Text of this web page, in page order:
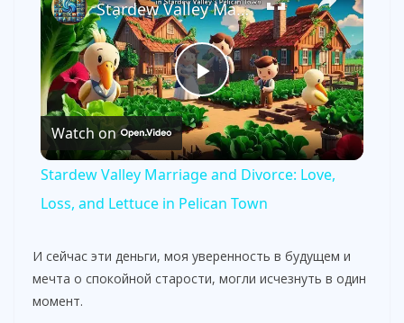
P
l
a
y
Stardew Valley Marriage and Divorce: Love, Loss, and Lettuce in Pelican Town
Watch on
Stardew Valley Marriage and Divorce: Love,
Loss, and Lettuce in Pelican Town
И сейчас эти деньги, моя уверенность в будущем и
мечта о спокойной старости, могли исчезнуть в один
момент.